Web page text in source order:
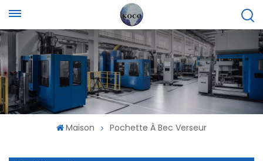
Maison Pochette À Bec Verseur